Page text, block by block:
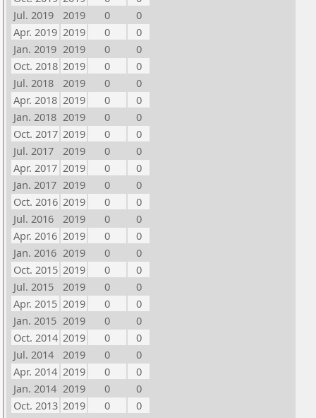
Jul. 2019
2019 0
0
Apr. 2019 2019 0
0
Jan. 2019 2019 0
0
Oct. 2018 2019 0
0
Jul. 2018
2019 0
0
Apr. 2018 2019 0
0
Jan. 2018 2019 0
0
Oct. 2017 2019 0
0
Jul. 2017
2019 0
0
Apr. 2017 2019 0
0
Jan. 2017 2019 0
0
Oct. 2016 2019 0
0
Jul. 2016
2019 0
0
Apr. 2016 2019 0
0
Jan. 2016 2019 0
0
Oct. 2015 2019 0
0
Jul. 2015
2019 0
0
Apr. 2015 2019 0
0
Jan. 2015 2019 0
0
Oct. 2014 2019 0
0
Jul. 2014
2019 0
0
Apr. 2014 2019 0
0
Jan. 2014 2019 0
0
Oct. 2013 2019 0
0